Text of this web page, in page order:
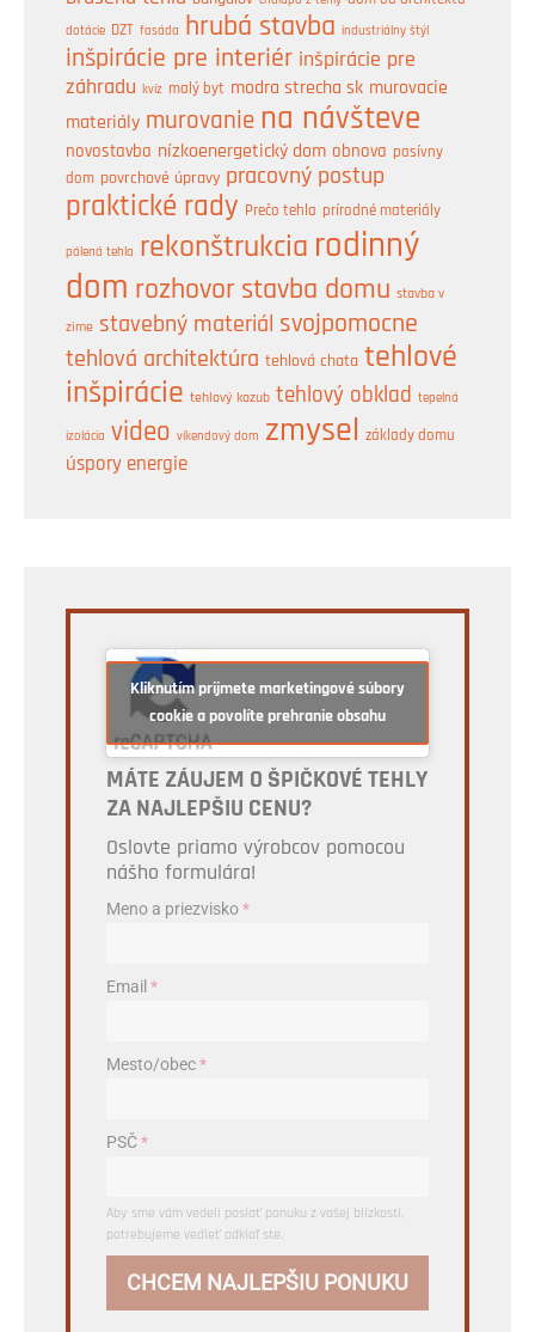
dotácie DZT fasáda hrubá stavba industriálny štýl
inšpirácie pre interiér inšpirácie pre
záhradu
kvíz malý byt modra strecha sk murovacie
materiály murovanie na návšteve
novostavba nízkoenergetický dom obnova pasívny
dom povrchové úpravy pracovný postup
praktické rady Prečo tehla prírodné materiály
pálená tehla rekonštrukcia rodinný
dom rozhovor stavba domu stavba v
zime stavebný materiál svojpomocne
tehlová architektúra tehlová chata tehlové
inšpirácie tehlový kozub tehlový obklad tepelná
izolácia video víkendový dom zmysel základy domu
úspory energie
Kliknutím prijmete marketingové súbory
cookie a povolíte prehranie obsahu
MÁTE ZÁUJEM O ŠPIČKOVÉ TEHLY
ZA NAJLEPŠIU CENU?
Oslovte priamo výrobcov pomocou
nášho formulára!
Meno a priezvisko*
Email *
Mesto/obec*
PSČ*
Aby sme vám vedeli poslať ponuku z vašej blízkosti,
potrebujeme vedieť odkiaľ ste.
CHCEM NAJLEPŠIU PONUKU